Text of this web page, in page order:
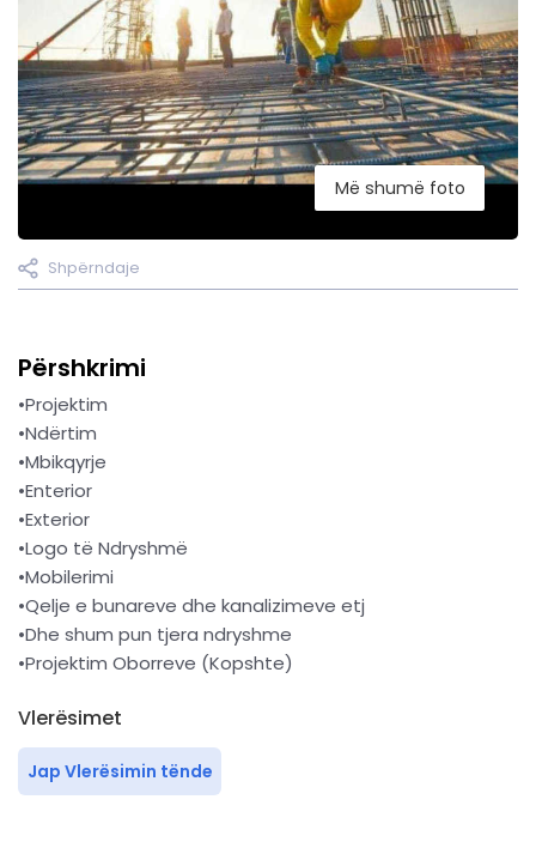
Më shumë foto
Shpërndaje
Përshkrimi
•Projektim
•Ndërtim
•Mbikqyrje
•Enterior
•Exterior
•Logo të Ndryshmë
•Mobilerimi
•Qelje e bunareve dhe kanalizimeve etj
•Dhe shum pun tjera ndryshme
•Projektim Oborreve (Kopshte)
Vlerësimet
Jap Vlerësimin tënde